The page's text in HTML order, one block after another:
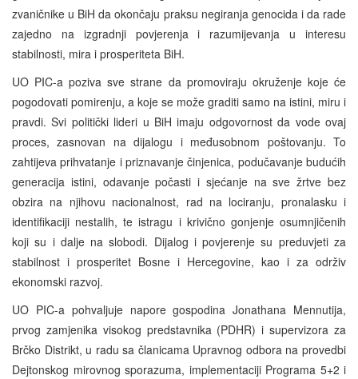
zvaničnike u BiH da okončaju praksu negiranja genocida i da rade
zajedno na izgradnji povjerenja i razumijevanja u interesu
stabilnosti, mira i prosperiteta BiH.
UO PIC-a poziva sve strane da promoviraju okruženje koje će
pogodovati pomirenju, a koje se može graditi samo na istini, miru i
pravdi. Svi politički lideri u BiH imaju odgovornost da vode ovaj
proces, zasnovan na dijalogu i međusobnom poštovanju. To
zahtijeva prihvatanje i priznavanje činjenica, podučavanje budućih
generacija istini, odavanje počasti i sjećanje na sve žrtve bez
obzira na njihovu nacionalnost, rad na lociranju, pronalasku i
identifikaciji nestalih, te istragu i krivično gonjenje osumnjičenih
koji su i dalje na slobodi. Dijalog i povjerenje su preduvjeti za
stabilnost i prosperitet Bosne i Hercegovine, kao i za održiv
ekonomski razvoj.
UO PIC-a pohvaljuje napore gospodina Jonathana Mennutija,
prvog zamjenika visokog predstavnika (PDHR) i supervizora za
Brčko Distrikt, u radu sa članicama Upravnog odbora na provedbi
Dejtonskog mirovnog sporazuma, implementaciji Programa 5+2 i